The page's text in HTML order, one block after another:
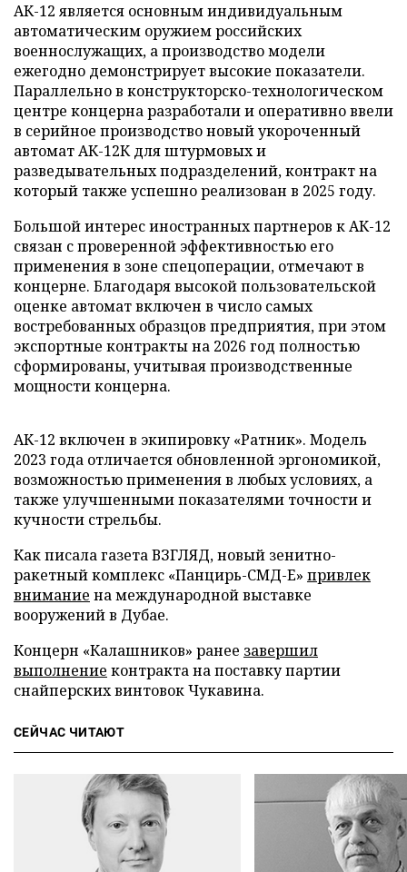
АК-12 является основным индивидуальным
автоматическим оружием российских
военнослужащих, а производство модели
ежегодно демонстрирует высокие показатели.
Параллельно в конструкторско-технологическом
центре концерна разработали и оперативно ввели
в серийное производство новый укороченный
автомат АК-12К для штурмовых и
разведывательных подразделений, контракт на
который также успешно реализован в 2025 году.
Большой интерес иностранных партнеров к АК-12
связан с проверенной эффективностью его
применения в зоне спецоперации, отмечают в
концерне. Благодаря высокой пользовательской
оценке автомат включен в число самых
востребованных образцов предприятия, при этом
экспортные контракты на 2026 год полностью
сформированы, учитывая производственные
мощности концерна.
АК-12 включен в экипировку «Ратник». Модель
2023 года отличается обновленной эргономикой,
возможностью применения в любых условиях, а
также улучшенными показателями точности и
кучности стрельбы.
Как писала газета ВЗГЛЯД, новый зенитно-
ракетный комплекс «Панцирь-СМД-Е» привлек
внимание на международной выставке
вооружений в Дубае.
Концерн «Калашников» ранее завершил
выполнение контракта на поставку партии
снайперских винтовок Чукавина.
СЕЙЧАС ЧИТАЮТ